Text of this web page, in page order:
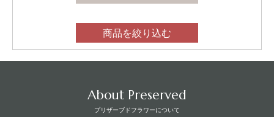
商品を絞り込む
About Preserved
プリザーブドフラワーについて